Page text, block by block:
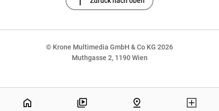
© Krone Multimedia GmbH & Co KG 2026
Muthgasse 2, 1190 Wien
home pin_drop
NaN%